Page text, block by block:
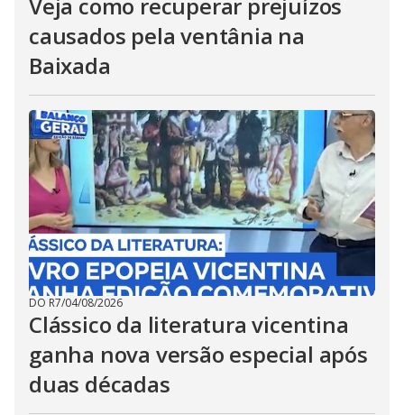
causados pela ventânia na
Baixada
DO R7/04/08/2026
Clássico da literatura vicentina
ganha nova versão especial após
duas décadas